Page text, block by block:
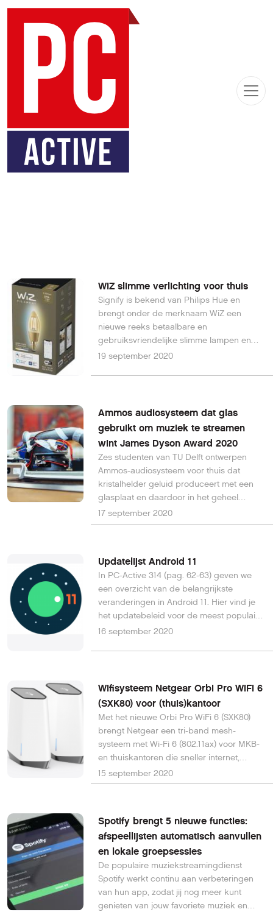
WiZ slimme verlichting voor thuis
Signify is bekend van Philips Hue en
brengt onder de merknaam WiZ een
nieuwe reeks betaalbare en
gebruiksvriendelijke slimme lampen en
accessoires die eenvoudig zijn te
19 september 2020
Ammos audiosysteem dat glas
gebruikt om muziek te streamen
wint James Dyson Award 2020
Zes studenten van TU Delft ontwerpen
Ammos-audiosysteem voor thuis dat
kristalhelder geluid produceert met een
glasplaat en daardoor in het geheel
recyclebaar is. Hiermee pakken ze
duurzaamheidskwesties in
ze de James Dyson Award 2020.
17 september 2020
Updatelijst Android 11
In PC-Active 314 (pag. 62-63) geven we
een overzicht van de belangrijkste
veranderingen in Android 11. Hier vind je
het updatebeleid voor de meest populaire
smartphones. Android 11 is sinds deze
16 september 2020
Wifisysteem Netgear Orbi Pro WiFi 6
(SXK80) voor (thuis)kantoor
Met het nieuwe Orbi Pro WiFi 6 (SXK80)
brengt Netgear een tri-band mesh-
systeem met Wi-Fi 6 (802.11ax) voor MKB-
en thuiskantoren die sneller internet,
groter netwerk en robuuste veiligheid
willen.
15 september 2020
Spotify brengt 5 nieuwe functies:
afspeellijsten automatisch aanvullen
en lokale groepsessies
De populaire muziekstreamingdienst
Spotify werkt continu aan verbeteringen
van hun app, zodat jij nog meer kunt
genieten van jouw favoriete muziek en